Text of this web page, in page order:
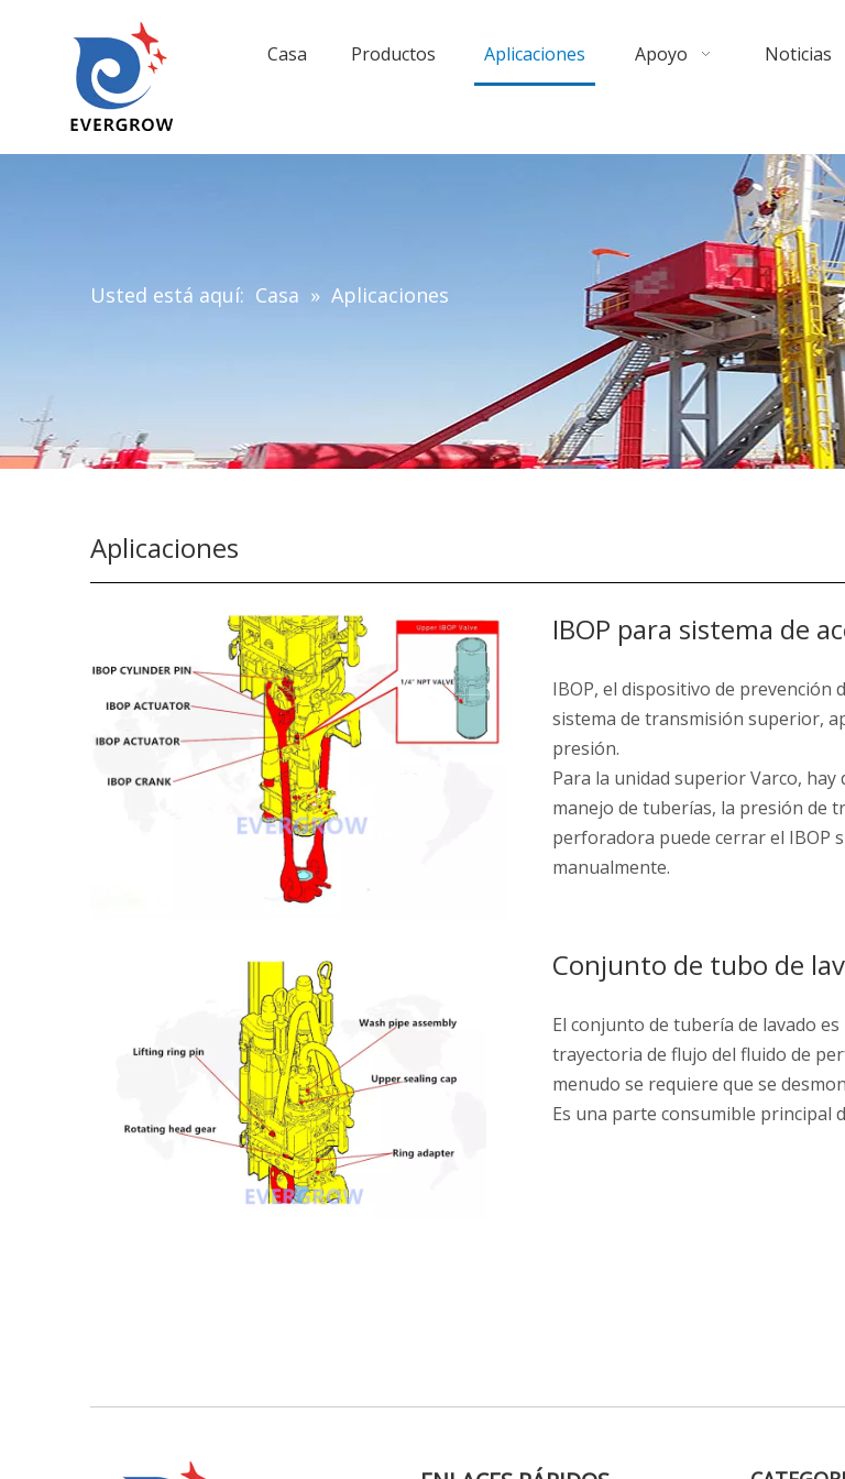
Casa Productos Aplicaciones Apoyo Noticias
Usted está aquí: Casa » Aplicaciones
Aplicaciones
IBOP para sistema de
IBOP, el dispositivo de prevención
sistema de transmisión superior,
presión.
Para la unidad superior Varco,
manejo de tuberías, la presión de
perforadora puede cerrar el
manualmente.
Conjunto de tubo de
El conjunto de tubería de lavado
trayectoria de flujo del fluido de
menudo se requiere que se
Es una parte consumible principal